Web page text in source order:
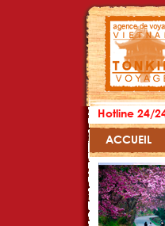
Hotline 24/
ACCUEIL